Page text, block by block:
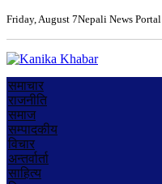
Friday, August 7Nepali News Portal
समाचार
राजनीति
समाज
सम्पादकीय
विचार
अन्तर्वार्ता
साहित्य